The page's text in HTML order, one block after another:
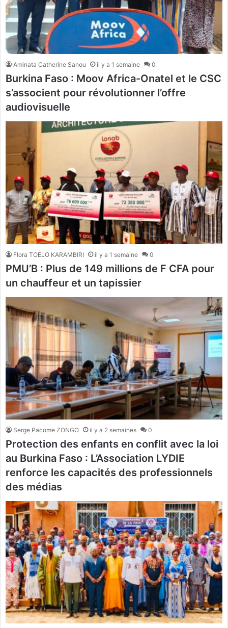
Aminata Catherine Sanou il y a 1 semaine 0
Burkina Faso : Moov Africa-Onatel et le CSC
s’associent pour révolutionner l’offre
audiovisuelle
Flora TOELO KARAMBIRI il y a 1 semaine 0
PMU’B : Plus de 149 millions de F CFA pour
un chauffeur et un tapissier
Serge Pacome ZONGO il y a 2 semaines 0
Protection des enfants en conflit avec la loi
au Burkina Faso : L’Association LYDIE
renforce les capacités des professionnels
des médias